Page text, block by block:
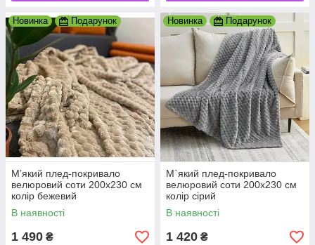
Новинка Подарунок
Мʼякий плед-покривало
велюровий соти 200х230 см
колір бежевий
В наявності
1 490 ₴
Новинка Подарунок
М`який плед-покривало
велюровий соти 200х230 см
колір сірий
В наявності
1 420 ₴